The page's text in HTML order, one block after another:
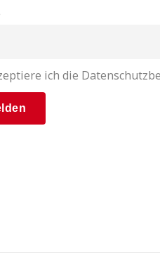
ich die